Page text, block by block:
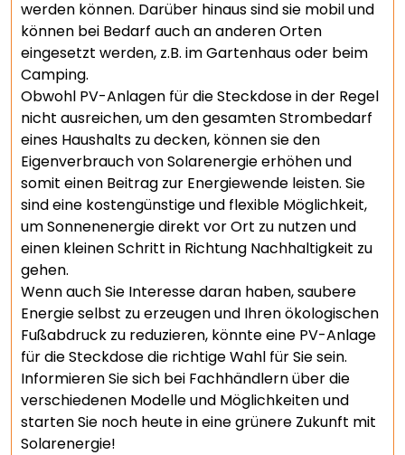
werden können. Darüber hinaus sind sie mobil und
können bei Bedarf auch an anderen Orten
eingesetzt werden, z.B. im Gartenhaus oder beim
Camping.
Obwohl PV-Anlagen für die Steckdose in der Regel
nicht ausreichen, um den gesamten Strombedarf
eines Haushalts zu decken, können sie den
Eigenverbrauch von Solarenergie erhöhen und
somit einen Beitrag zur Energiewende leisten. Sie
sind eine kostengünstige und flexible Möglichkeit,
um Sonnenenergie direkt vor Ort zu nutzen und
einen kleinen Schritt in Richtung Nachhaltigkeit zu
gehen.
Wenn auch Sie Interesse daran haben, saubere
Energie selbst zu erzeugen und Ihren ökologischen
Fußabdruck zu reduzieren, könnte eine PV-Anlage
für die Steckdose die richtige Wahl für Sie sein.
Informieren Sie sich bei Fachhändlern über die
verschiedenen Modelle und Möglichkeiten und
starten Sie noch heute in eine grünere Zukunft mit
Solarenergie!